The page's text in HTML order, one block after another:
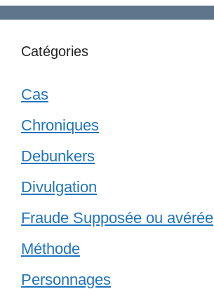
Catégories
Cas
Chroniques
Debunkers
Divulgation
Fraude Supposée ou avérée
Méthode
Personnages